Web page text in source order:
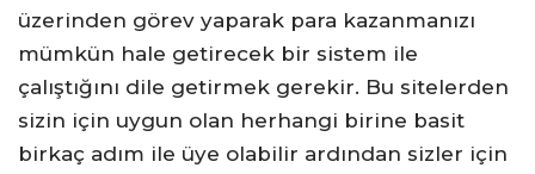
üzerinden görev yaparak para kazanmanızı
mümkün hale getirecek bir sistem ile
çalıştığını dile getirmek gerekir. Bu sitelerden
sizin için uygun olan herhangi birine basit
birkaç adım ile üye olabilir ardından sizler için